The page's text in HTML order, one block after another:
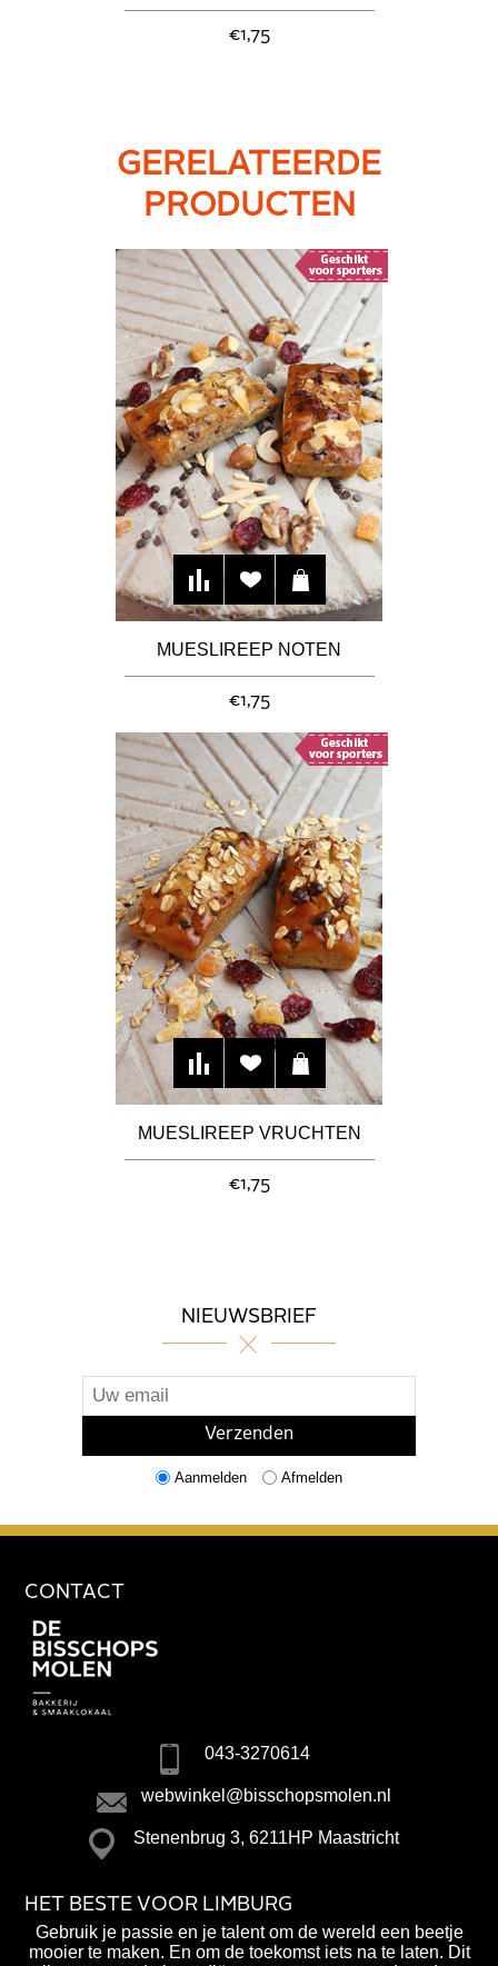
€1,75
GERELATEERDE
PRODUCTEN
MUESLIREEP NOTEN
€1,75
MUESLIREEP VRUCHTEN
€1,75
NIEUWSBRIEF
Aanmelden Afmelden
CONTACT
043-3270614
webwinkel@bisschopsmolen.nl
Stenenbrug 3, 6211HP Maastricht
HET BESTE VOOR LIMBURG
Gebruik je passie en je talent om de wereld een beetje
mooier te maken. En om de toekomst iets na te laten. Dit